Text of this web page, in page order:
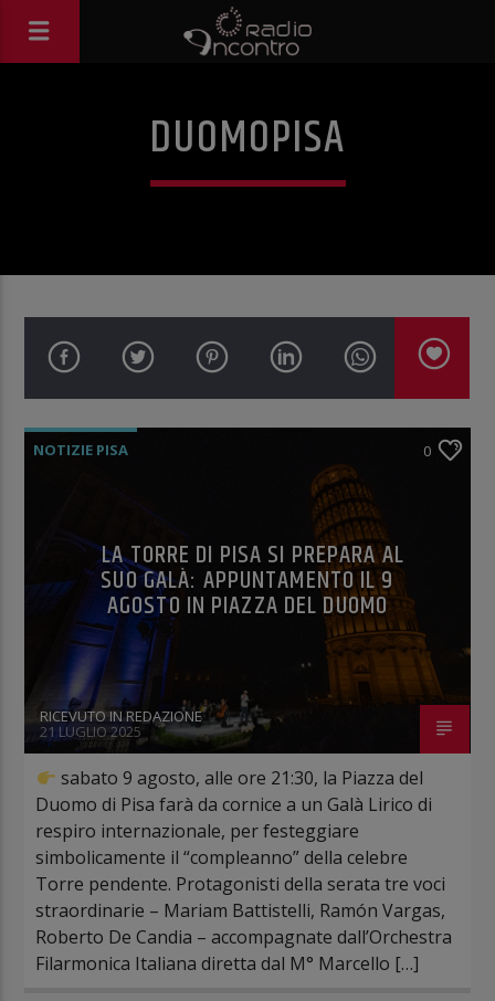
DUOMOPISA
NOTIZIE PISA 0
LA TORRE DI PISA SI PREPARA AL
SUO GALÀ: APPUNTAMENTO IL 9
AGOSTO IN PIAZZA DEL DUOMO
RICEVUTO IN REDAZIONE
21 LUGLIO 2025
sabato 9 agosto, alle ore 21:30, la Piazza del
Duomo di Pisa farà da cornice a un Galà Lirico di
respiro internazionale, per festeggiare
simbolicamente il “compleanno” della celebre
Torre pendente. Protagonisti della serata tre voci
straordinarie – Mariam Battistelli, Ramón Vargas,
Roberto De Candia – accompagnate dall’Orchestra
Filarmonica Italiana diretta dal M° Marcello […]